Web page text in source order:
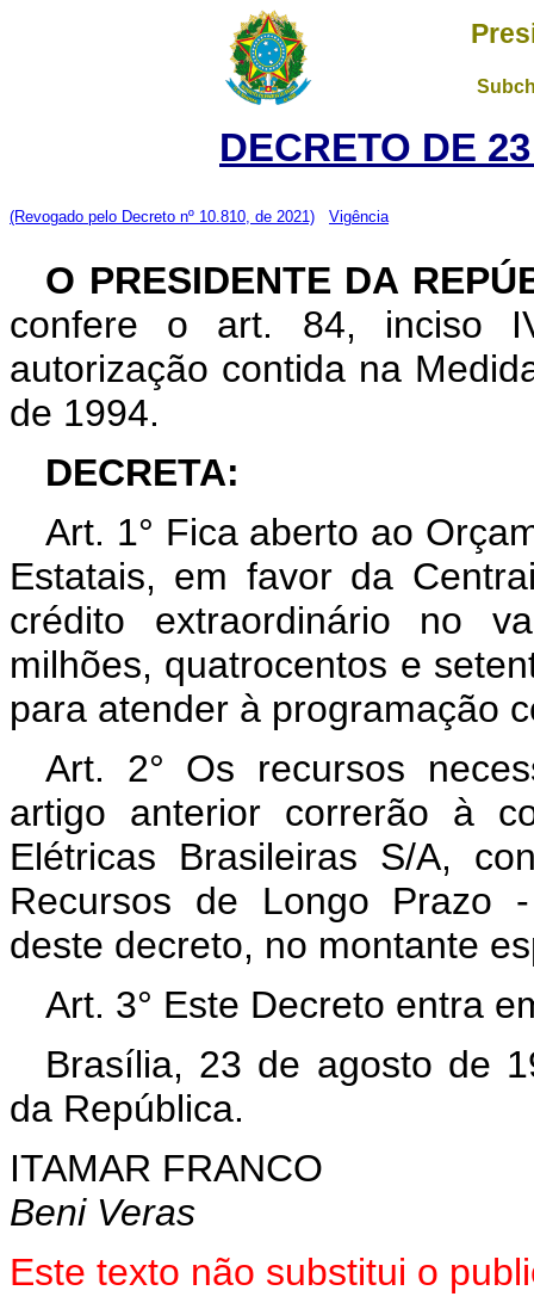
DECRETO DE
(Revogado pelo Decreto nº 10.810, de 2021) Vigência
O PRESIDENTE DA
confere o art. 84, inciso
autorização contida na
de 1994.
DECRETA:
Art. 1° Fica aberto ao
Estatais, em favor da
crédito extraordinário no
milhões, quatrocentos e
para atender à programação
Art. 2° Os recursos
artigo anterior correrão à
Elétricas Brasileiras S/A,
Recursos de Longo Prazo
deste decreto, no montante
Art. 3° Este Decreto entra
Brasília, 23 de agosto de
da República.
ITAMAR FRANCO
Beni Veras
Este texto não substitui o